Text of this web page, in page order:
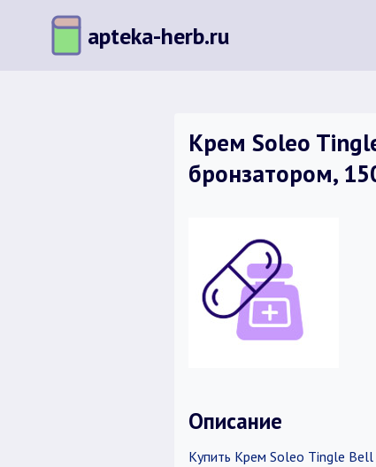
содержимому
apteka-herb.ru
Крем Soleo
бронзатором,
Описание
Купить Крем Soleo Tingle